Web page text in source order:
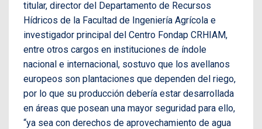
titular, director del Departamento de Recursos
Hídricos de la Facultad de Ingeniería Agrícola e
investigador principal del Centro Fondap CRHIAM,
entre otros cargos en instituciones de índole
nacional e internacional, sostuvo que los avellanos
europeos son plantaciones que dependen del riego,
por lo que su producción debería estar desarrollada
en áreas que posean una mayor seguridad para ello,
“ya sea con derechos de aprovechamiento de agua